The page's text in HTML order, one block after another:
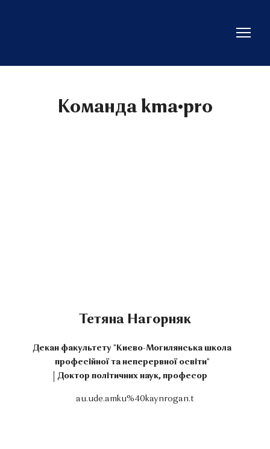
Команда kma•pro
Тетяна Нагорняк
Декан факультету "Києво-Могилянська школа
професійної та неперервної освіти"
Доктор політичних наук, професор
au.ude.amku%40kaynrogan.t